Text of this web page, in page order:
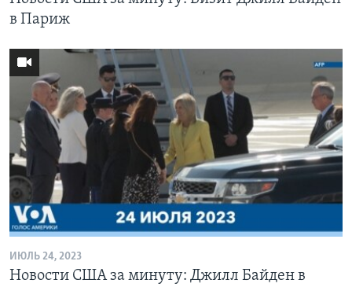
в Париж
ИЮЛЬ 24, 2023
Новости США за минуту: Джилл Байден в